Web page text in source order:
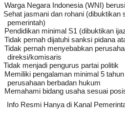
Warga Negara Indonesia (WNI)
Sehat jasmani dan rohani (dibuktikan
pemerintah)
Pendidikan minimal S1 (dibuktikan
Tidak pernah dijatuhi sanksi pidana
Tidak pernah menyebabkan
direksi/komisaris
Tidak menjadi pengurus partai politik
Memiliki pengalaman minimal 5
perusahaan berbadan hukum
Memahami bidang usaha sesuai
Info Resmi Hanya di Kanal